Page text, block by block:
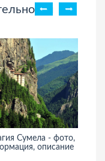
Сумела - фото,
описание